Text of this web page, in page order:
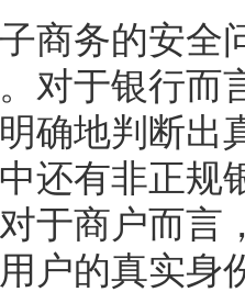
务的安全
对于银行而
确地判断出
还有非正规
于商户而言
户的真实身